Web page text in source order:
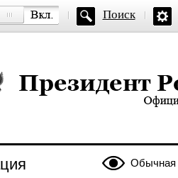
Поиск
России —
Обычная